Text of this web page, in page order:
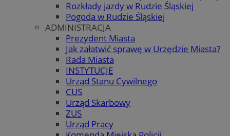
Rozkłady jazdy w Rudzie Śląskiej
Pogoda w Rudzie Śląskiej
ADMINISTRACJA
Prezydent Miasta
Jak załatwić sprawę w Urzędzie Miasta?
Rada Miasta
INSTYTUCJE
Urząd Stanu Cywilnego
CUS
Urząd Skarbowy
ZUS
Urząd Pracy